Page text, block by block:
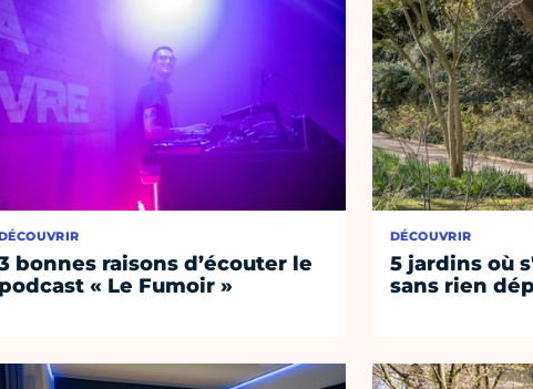
bonnes raisons d’écouter le
podcast « Le Fumoir »
DÉCOUVRIR
5 jardins où
sans rien